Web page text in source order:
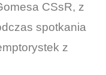
CSsR, z
spotkania
z